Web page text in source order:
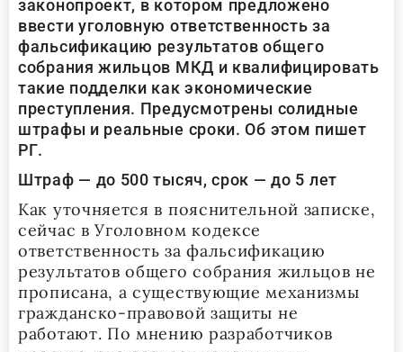
законопроект, в котором предложено
ввести уголовную ответственность за
фальсификацию результатов общего
собрания жильцов МКД и квалифицировать
такие подделки как экономические
преступления. Предусмотрены солидные
штрафы и реальные сроки. Об этом пишет
РГ.
Штраф — до 500 тысяч, срок — до 5 лет
Как уточняется в пояснительной записке,
сейчас в Уголовном кодексе
ответственность за фальсификацию
результатов общего собрания жильцов не
прописана, а существующие механизмы
гражданско-правовой защиты не
работают. По мнению разработчиков